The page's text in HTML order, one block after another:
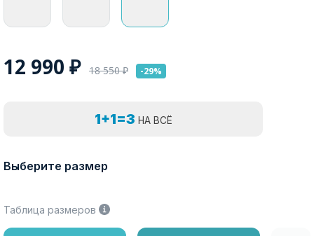
12 990 ₽ 18 550₽ -29%
1+1=3 НА ВСЁ
Выберите размер
Таблица размеров